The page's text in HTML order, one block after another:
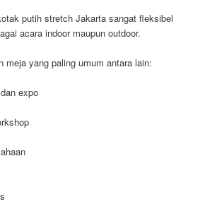
putih stretch Jakarta sangat fleksibel
acara indoor maupun outdoor.
meja yang paling umum antara lain:
expo